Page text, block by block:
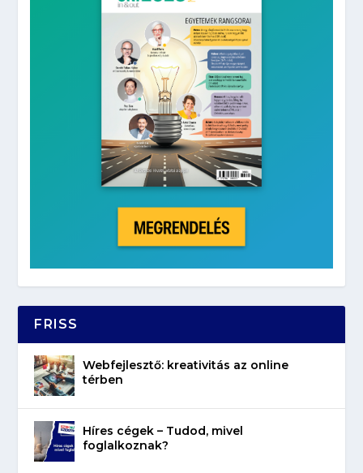
FRISS
Webfejlesztő: kreativitás az online
térben
Híres cégek – Tudod, mivel
foglalkoznak?